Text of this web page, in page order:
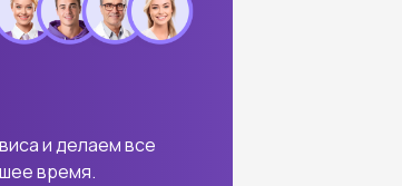
и делаем все
время.